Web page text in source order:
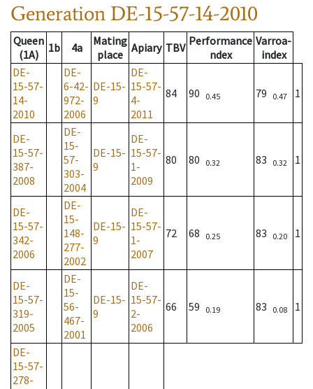
Generation DE-15-57-14-2010
Queen
(1A)
1b 4a
Mating
place Apiary TBV Performance
ndex
Varroa-
index
DE-
15-57-
14-
2010
DE-
6-42-
972-
2006
DE-15-
9
DE-
15-57-
4-
2011
84 90 0.45 79 0.47 1
DE-
15-57-
387-
2008
DE-
15-
57-
303-
2004
DE-15-
9
DE-
15-57-
1-
2009
80 80 0.32 83 0.32 1
DE-
15-57-
342-
2006
DE-
15-
148-
277-
2002
DE-15-
9
DE-
15-57-
1-
2007
72 68 0.25 83 0.20 1
DE-
15-57-
319-
2005
DE-
15-
56-
467-
2001
DE-15-
9
DE-
15-57-
2-
2006
66 59 0.19 83 0.08 1
DE-
15-57-
278-